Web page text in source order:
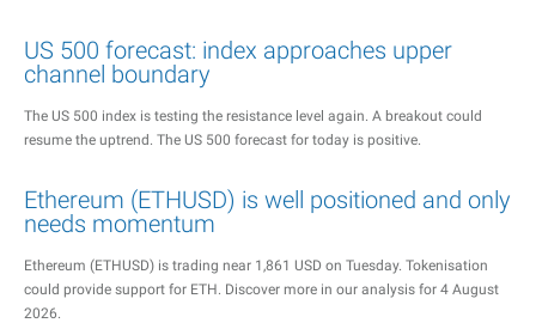
US 500 forecast: index approaches upper
channel boundary
The US 500 index is testing the resistance level again. A breakout could
resume the uptrend. The US 500 forecast for today is positive.
Ethereum (ETHUSD) is well positioned and only
needs momentum
Ethereum (ETHUSD) is trading near 1,861 USD on Tuesday. Tokenisation
could provide support for ETH. Discover more in our analysis for 4 August
2026.